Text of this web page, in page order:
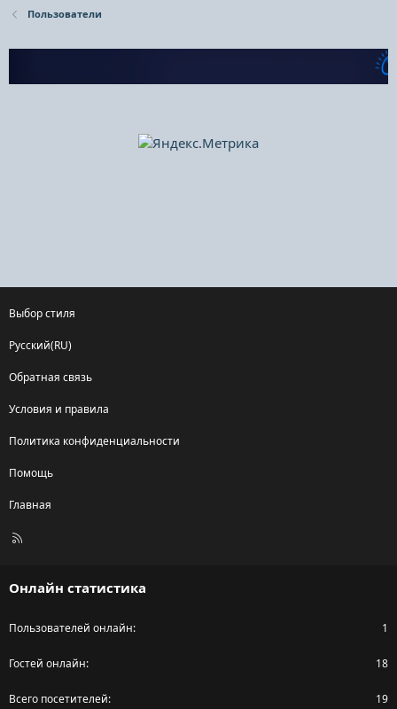
Пользователи
Выбор стиля
Русский(RU)
Обратная связь
Условия и правила
Политика конфиденциальности
Помощь
Главная
R
Онлайн статистика
Пользователей онлайн 1
Гостей онлайн 18
Всего посетителей 19